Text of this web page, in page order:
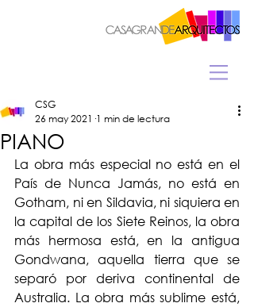
PIANO
CSG
26 may 2021 1 min de lectura
La obra más especial no está en el
País de Nunca Jamás, no está en
Gotham, ni en Sildavia, ni siquiera en
la capital de los Siete Reinos, la obra
más hermosa está, en la antigua
Gondwana, aquella tierra que se
separó por deriva continental de
Australia. La obra más sublime está,